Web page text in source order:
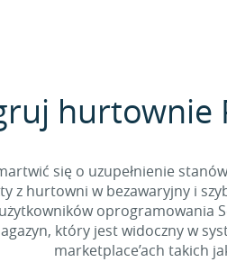
hurtownie
się o uzupełnienie
z hurtowni w bezawaryjny i
oprogramowania
który jest widoczny w
marketplace’ach takich